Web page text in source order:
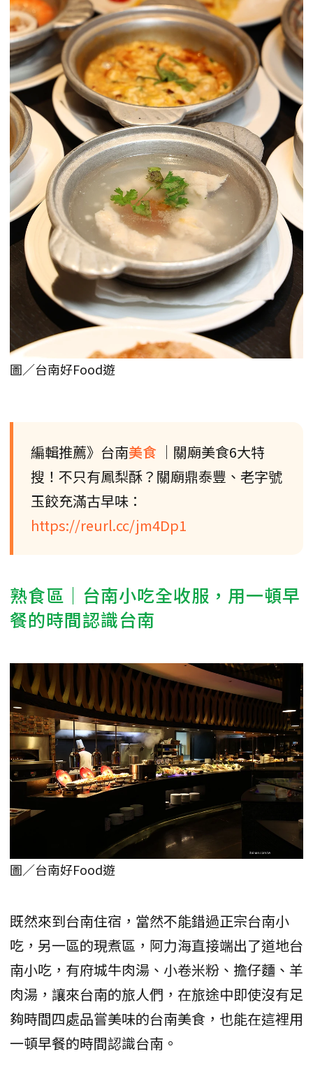
圖／台南好Food遊
編輯推薦》台南美食 ｜關廟美食6大特
搜！不只有鳳梨酥？關廟鼎泰豐、老字號
玉餃充滿古早味：
https://reurl.cc/jm4Dp1
熟食區｜台南小吃全收服，用一頓早
餐的時間認識台南
圖／台南好Food遊
既然來到台南住宿，當然不能錯過正宗台南小
吃，另一區的現煮區，阿力海直接端出了道地台
南小吃，有府城牛肉湯、小卷米粉、擔仔麵、羊
肉湯，讓來台南的旅人們，在旅途中即使沒有足
夠時間四處品嘗美味的台南美食，也能在這裡用
一頓早餐的時間認識台南。